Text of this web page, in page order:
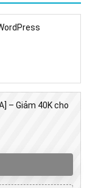
– Giảm 40K cho